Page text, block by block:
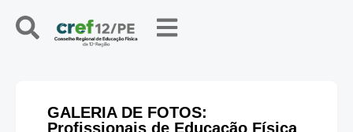
GALERIA DE FOTOS:
Profissionais de Educação Física